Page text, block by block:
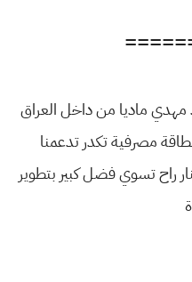
ماديا من داخل العراق
مصرفية تكدر تدعمنا
لو بـ 1 الف دينار راح تسوي فضل كبير بتطوير